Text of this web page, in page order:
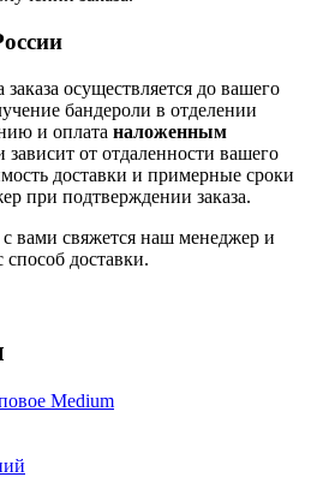
осуществляется до вашего
бандероли в отделении
и оплата наложенным
зависит от отдаленности вашего
доставки и примерные сроки
при подтверждении заказа.
вами свяжется наш менеджер и
доставки.